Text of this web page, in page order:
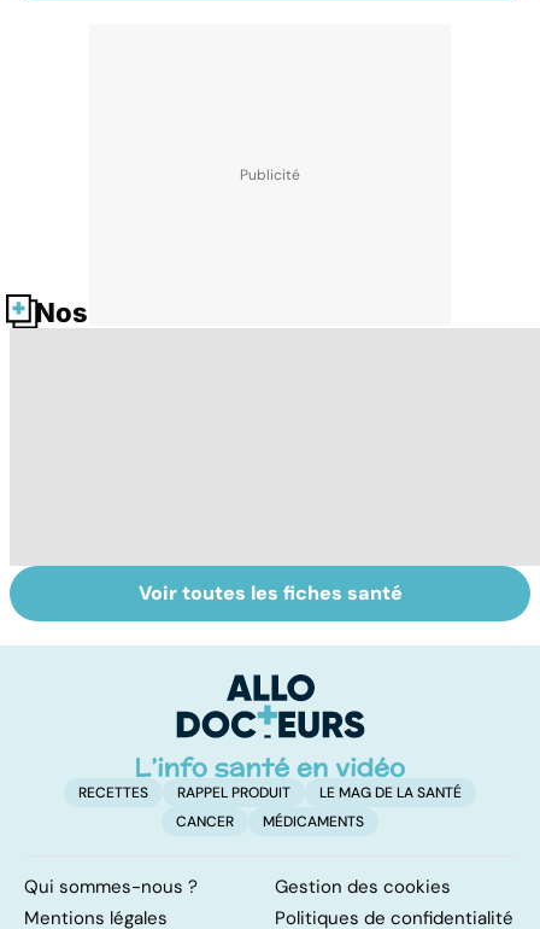
Nos fiches santé
HPV : tout savoir
sur les
Glandes
salivaires : les
glande parotide
Voir toutes les fiches santé
RECETTES RAPPEL PRODUIT
LE MAG DE LA SANTÉ
CANCER
MÉDICAMENTS
Qui sommes-nous ?
Gestion des cookies
Mentions légales
Politiques de confidentialité